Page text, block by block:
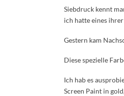
Siebdruck kennt
ich hatte eines ihrer
Gestern kam
Diese spezielle
Ich hab es
Screen Paint in